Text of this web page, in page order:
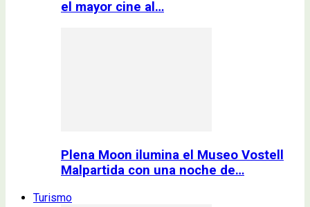
el mayor cine al…
Plena Moon ilumina el Museo Vostell
Malpartida con una noche de…
Turismo